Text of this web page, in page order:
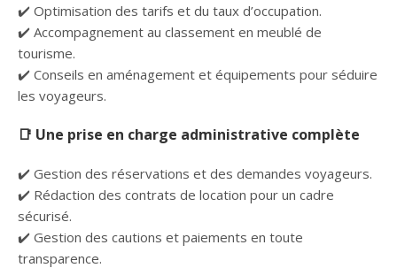
✔️ Optimisation des tarifs et du taux d’occupation.
✔️ Accompagnement au classement en meublé de
tourisme.
✔️ Conseils en aménagement et équipements pour séduire
les voyageurs.
📑 Une prise en charge administrative complète
✔️ Gestion des réservations et des demandes voyageurs.
✔️ Rédaction des contrats de location pour un cadre
sécurisé.
✔️ Gestion des cautions et paiements en toute
transparence.